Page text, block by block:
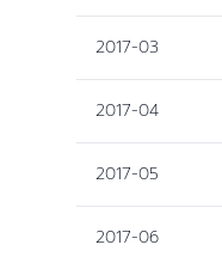
2017-03
2017-04
2017-05
2017-06